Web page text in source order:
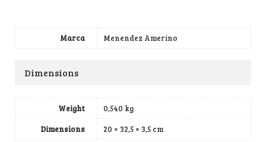
Marca Menendez Amerino
Dimensions
Weight
0,540 kg
Dimensions
20 × 32,5 × 3,5 cm